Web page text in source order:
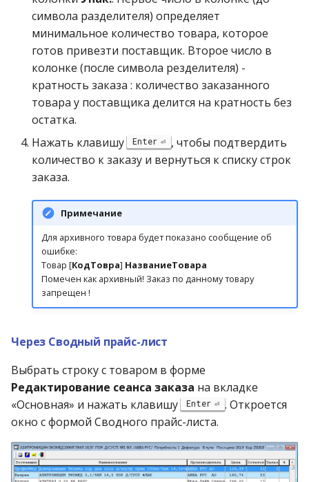
символа разделителя) определяет
минимальное количество товара, которое
готов привезти поставщик. Второе число в
колонке (после символа резделителя) -
кратность заказа : количество заказанного
товара у поставщика делится на кратность без
остатка.
Нажать клавишу
Enter
, чтобы подтвердить
количество к заказу и вернуться к списку строк
заказа.
Примечание
Для архивного товара будет показано сообщение об
ошибке:
Товар [КодТовра] НазваниеТовара
Помечен как архивный! Заказ по данному товару
запрещен !
Через Сводный прайс-лист
Выбрать строку с товаром в форме
Редактирование сеанса заказа на вкладке
«Основная» и нажать клавишу
Enter
. Откроется
окно с формой Сводного прайс-листа.